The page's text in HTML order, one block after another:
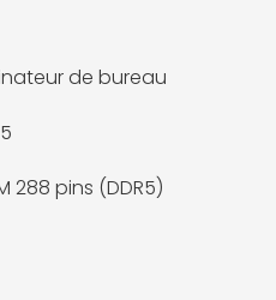
de bureau
288 pins (DDR5)